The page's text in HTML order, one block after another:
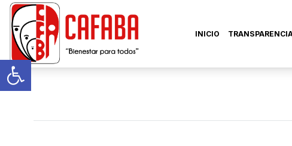
Abrir barra de herramientas
INICIO